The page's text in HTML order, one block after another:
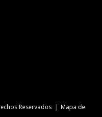
Reservados | Mapa de